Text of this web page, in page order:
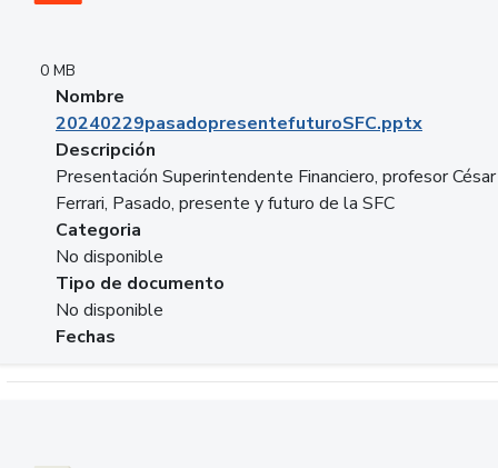
0 MB
Nombre
20240229pasadopresentefuturoSFC.pptx
Descripción
Presentación Superintendente Financiero, profesor César
Ferrari, Pasado, presente y futuro de la SFC
Categoria
No disponible
Tipo de documento
No disponible
Fechas